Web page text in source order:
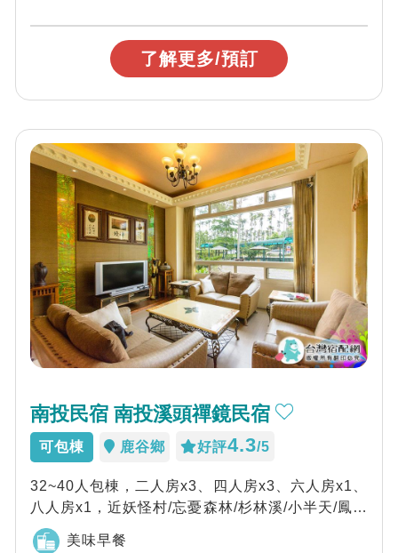
了解更多/預訂
南投民宿 南投溪頭禪鏡民宿
可包棟 鹿谷鄉 好評4.3/5
32~40人包棟，二人房x3、四人房x3、六人房x1、
八人房x1，近妖怪村/忘憂森林/杉林溪/小半天/鳳凰
谷鳥園/大崙山，歡迎您來...
美味早餐